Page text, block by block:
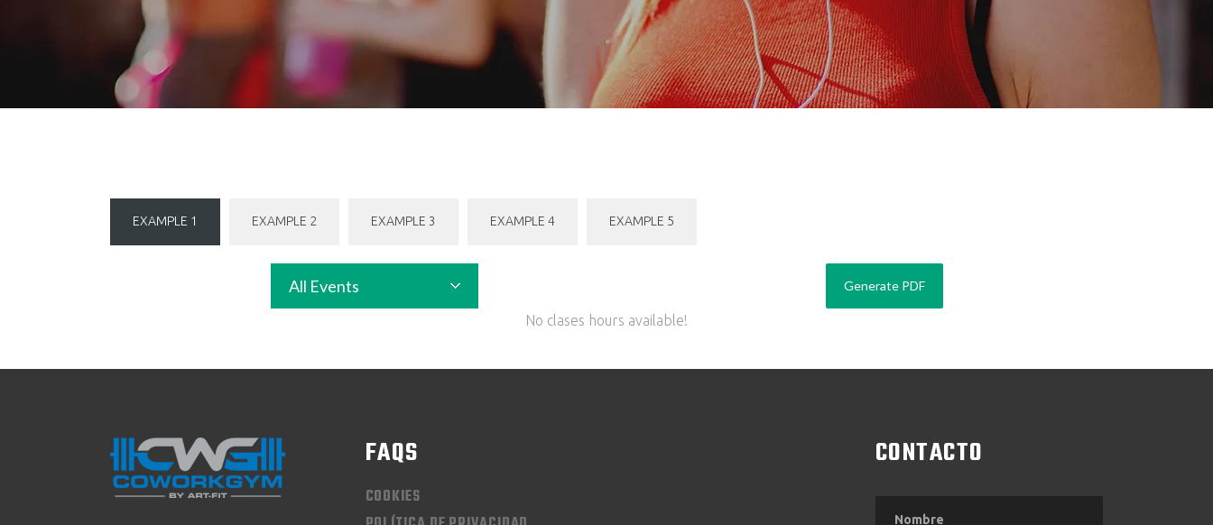
EXAMPLE 1 EXAMPLE 2 EXAMPLE 3 EXAMPLE 4 EXAMPLE 5
All Events
No clases hours available!
FAQS
COOKIES
CONTACTO